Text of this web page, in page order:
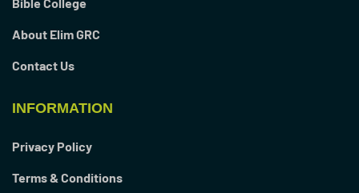
About Elim GRC
Contact Us
INFORMATION
Privacy Policy
Terms & Conditions